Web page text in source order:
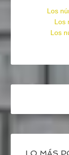
Los
Los
Los